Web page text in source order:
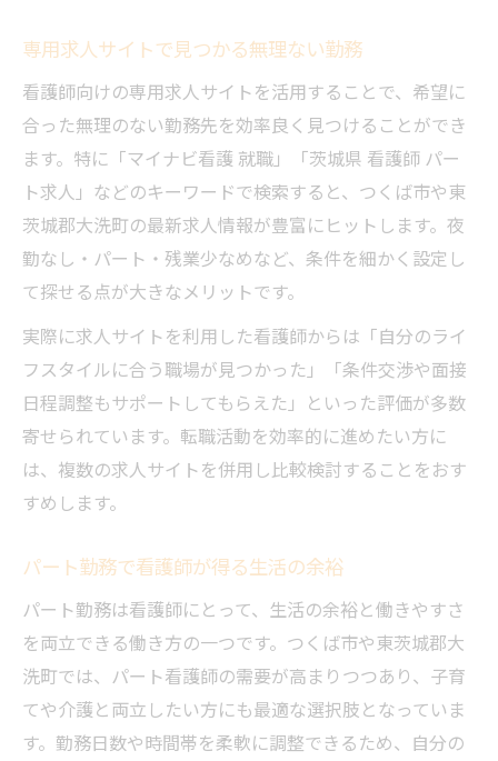
専用求人サイトで見つかる無理ない勤務
看護師向けの専用求人サイトを活用することで、希望に
合った無理のない勤務先を効率良く見つけることができ
ます。特に「マイナビ看護 就職」「茨城県 看護師 パー
ト求人」などのキーワードで検索すると、つくば市や東
茨城郡大洗町の最新求人情報が豊富にヒットします。夜
勤なし・パート・残業少なめなど、条件を細かく設定し
て探せる点が大きなメリットです。
実際に求人サイトを利用した看護師からは「自分のライ
フスタイルに合う職場が見つかった」「条件交渉や面接
日程調整もサポートしてもらえた」といった評価が多数
寄せられています。転職活動を効率的に進めたい方に
は、複数の求人サイトを併用し比較検討することをおす
すめします。
パート勤務で看護師が得る生活の余裕
パート勤務は看護師にとって、生活の余裕と働きやすさ
を両立できる働き方の一つです。つくば市や東茨城郡大
洗町では、パート看護師の需要が高まりつつあり、子育
てや介護と両立したい方にも最適な選択肢となっていま
す。勤務日数や時間帯を柔軟に調整できるため、自分の